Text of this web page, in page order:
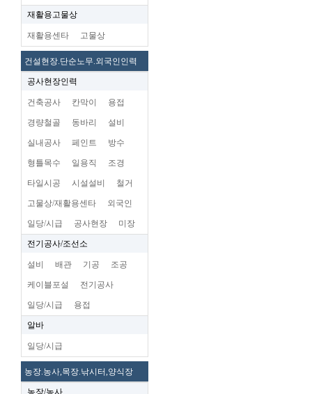
재활용고물상
재활용센타 고물상
건설현장.단순노무.외국인인력
공사현장인력
건축공사 칸막이 용접
경량철골 동바리 설비
실내공사 페인트 방수
형틀목수 일용직 조경
타일시공 시설설비 철거
고물상/재활용센타 외국인
일당/시급 공사현장 미장
전기공사/조선소
설비 배관 기공 조공
케이블포설 전기공사
일당/시급 용접
알바
일당/시급
농장.농사,목장.낚시터,양식장
농장/농사